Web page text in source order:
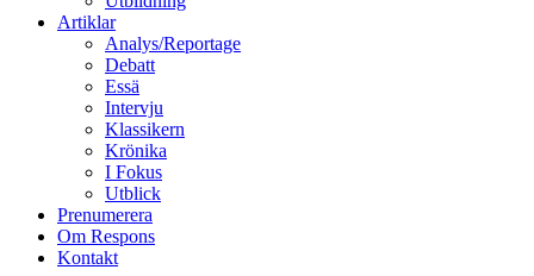
Artiklar
Analys/Reportage
Debatt
Essä
Intervju
Klassikern
Krönika
I Fokus
Utblick
Prenumerera
Om Respons
Kontakt